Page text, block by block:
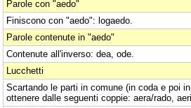
Parole con "aedo"
Finiscono con "aedo": logaedo.
Parole contenute in "aedo"
Contenute all'inverso: dea, ode.
Lucchetti
Scartando le parti in comune (in coda e poi
ottenere dalle seguenti coppie: aera/rado,